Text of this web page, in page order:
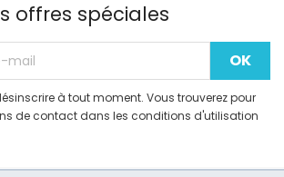
offres spéciales
à tout moment. Vous trouverez pour
de contact dans les conditions d'utilisation